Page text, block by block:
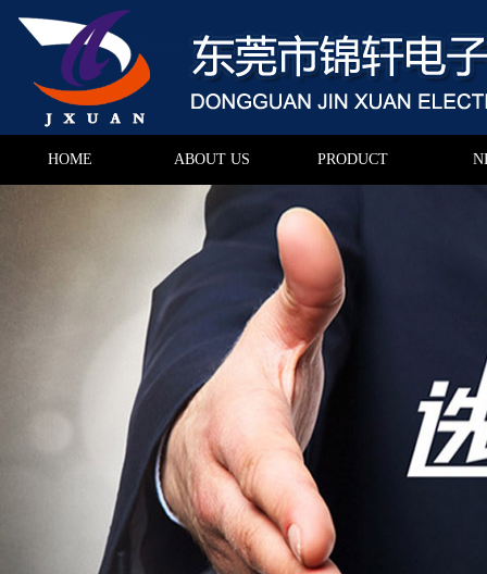
HOME ABOUT US PRODUCT